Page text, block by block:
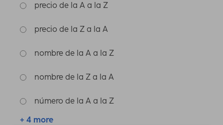
precio de la A a la Z
precio de la Z a la A
nombre de la A a la Z
nombre de la Z a la A
número de la A a la Z
+ 4 more